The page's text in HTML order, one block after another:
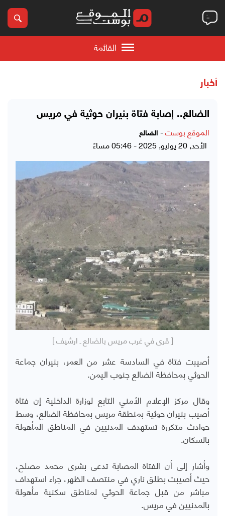
القائمة
أخبار
الضالع.. إصابة فتاة بنيران حوثية في مريس
الموقع بوست- الضالع
الأحد, 20 يوليو, 2025 - 05:46 مساءً
[ قرى في غرب مريس بالضالع ـ ارشيف ]
أصيبت فتاة في السادسة عشر من العمر، بنيران جماعة
الحوثي بمحافظة الضالع جنوب اليمن.
وقال مركز الإعلام الأمني التابع لوزارة الداخلية إن فتاة
أصيب بنيران حوثية بمنطقة مريس بمحافظة الضالع، وسط
حوادث متكررة تستهدف المدنيين في المناطق المأهولة
بالسكان.
وأشار إلى أن الفتاة المصابة تدعى بشرى محمد مصلح،
حيث أصيبت بطلق ناري في منتصف الظهر، جراء استهداف
مباشر من قبل جماعة الحوثي لمناطق سكنية مأهولة
بالمدنيين في مريس.